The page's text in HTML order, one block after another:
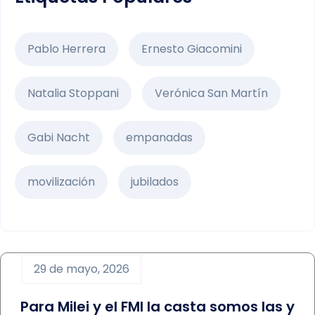
Pablo Herrera Ernesto Giacomini
Natalia Stoppani Verónica San Martín
Gabi Nacht empanadas
movilización jubilados
29 de mayo, 2026
Para Milei y el FMI la casta somos las y